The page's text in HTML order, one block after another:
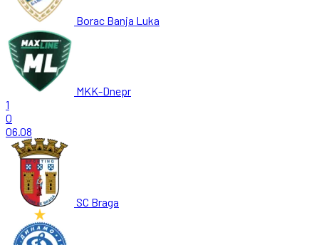
Borac Banja Luka
MKK-Dnepr
1
0
06.08
SC Braga